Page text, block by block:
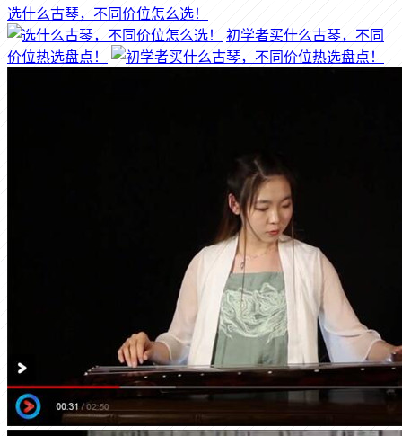
选什么古琴，不同价位怎么选！
初学者买什么古琴，不同
价位热选盘点！